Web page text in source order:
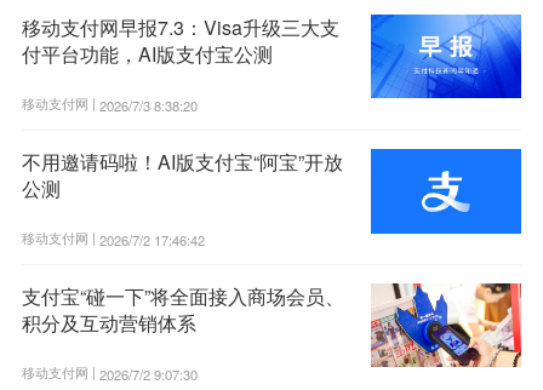
移动支付网早报7.3：Visa升级三大支
付平台功能，AI版支付宝公测
移动支付网 | 2026/7/3 8:38:20
不用邀请码啦！AI版支付宝“阿宝”开放
公测
移动支付网 | 2026/7/2 17:46:42
支付宝“碰一下”将全面接入商场会员、
积分及互动营销体系
移动支付网 | 2026/7/2 9:07:30